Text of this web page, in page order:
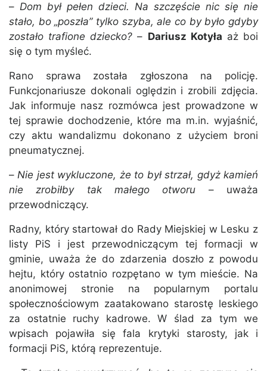
– Dom był pełen dzieci. Na szczęście nic się nie
stało, bo „poszła” tylko szyba, ale co by było gdyby
zostało trafione dziecko? – Dariusz Kotyła aż boi
się o tym myśleć.
Rano sprawa została zgłoszona na policję.
Funkcjonariusze dokonali oględzin i zrobili zdjęcia.
Jak informuje nasz rozmówca jest prowadzone w
tej sprawie dochodzenie, które ma m.in. wyjaśnić,
czy aktu wandalizmu dokonano z użyciem broni
pneumatycznej.
–Nie jest wykluczone, że to był strzał, gdyż kamień
nie zrobiłby tak małego otworu – uważa
przewodniczący.
Radny, który startował do Rady Miejskiej w Lesku z
listy PiS i jest przewodniczącym tej formacji w
gminie, uważa że do zdarzenia doszło z powodu
hejtu, który ostatnio rozpętano w tym mieście. Na
anonimowej stronie na popularnym portalu
społecznościowym zaatakowano starostę leskiego
za ostatnie ruchy kadrowe. W ślad za tym we
wpisach pojawiła się fala krytyki starosty, jak i
formacji PiS, którą reprezentuje.